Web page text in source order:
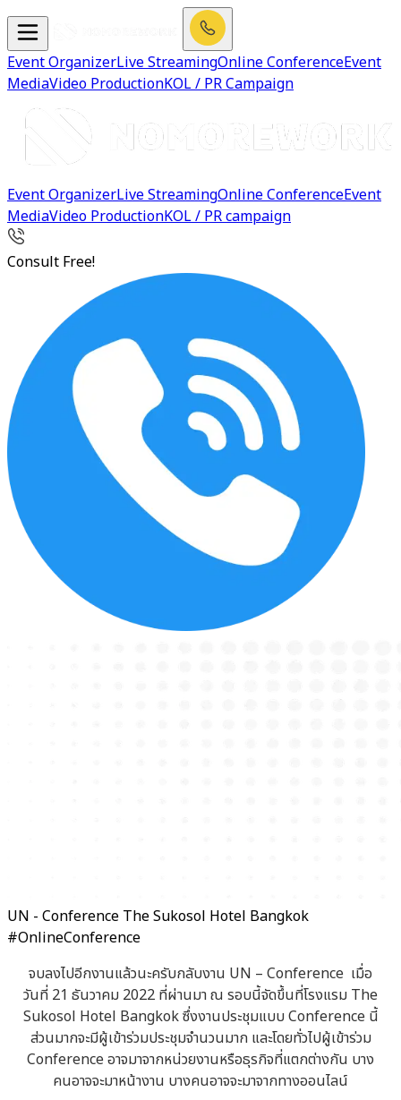
Event OrganizerLive StreamingOnline ConferenceEvent
MediaVideo ProductionKOL / PR Campaign
Event OrganizerLive StreamingOnline ConferenceEvent
MediaVideo ProductionKOL / PR campaign
Consult Free!
UN - Conference The Sukosol Hotel Bangkok
#OnlineConference
จบลงไปอีกงานแล้วนะครับกลับงาน UN – Conference เมื่อ
วันที่ 21 ธันวาคม 2022 ที่ผ่านมา ณ รอบนี้จัดขึ้นที่โรงแรม The
Sukosol Hotel Bangkok ซึ่งงานประชุมแบบ Conference นี้
ส่วนมากจะมีผู้เข้าร่วมประชุมจำนวนมาก และโดยทั่วไปผู้เข้าร่วม
Conference อาจมาจากหน่วยงานหรือธุรกิจที่แตกต่างกัน บาง
คนอาจจะมาหน้างาน บางคนอาจจะมาจากทางออนไลน์